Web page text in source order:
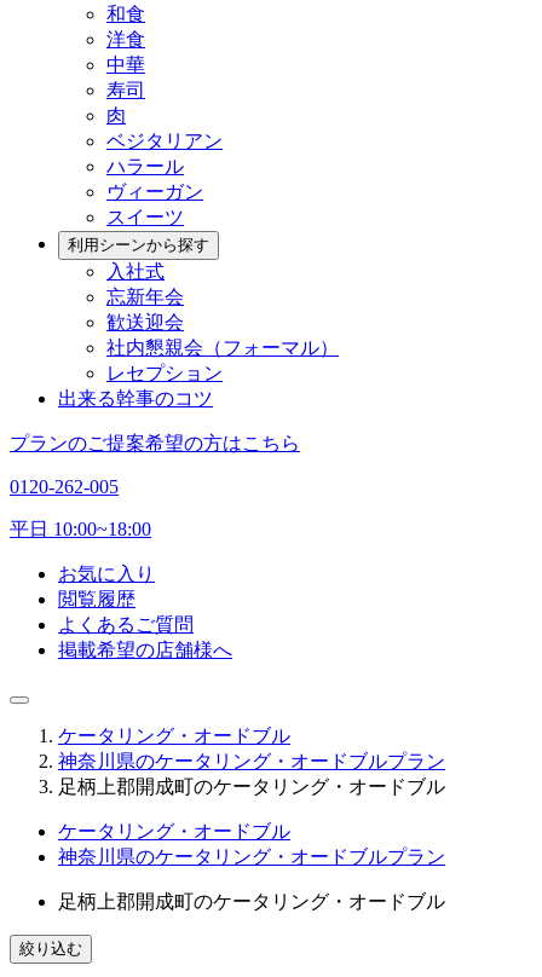
和食
洋食
中華
寿司
肉
ベジタリアン
ハラール
ヴィーガン
スイーツ
利用シーンから探す
入社式
忘新年会
歓送迎会
社内懇親会（フォーマル）
レセプション
出来る幹事のコツ
プランのご提案希望の方はこちら
0120-262-005
平日 10:00~18:00
お気に入り
閲覧履歴
よくあるご質問
掲載希望の店舗様へ
ケータリング・オードブル
神奈川県のケータリング・オードブルプラン
足柄上郡開成町のケータリング・オードブル
ケータリング・オードブル
神奈川県のケータリング・オードブルプラン
足柄上郡開成町のケータリング・オードブル
絞り込む